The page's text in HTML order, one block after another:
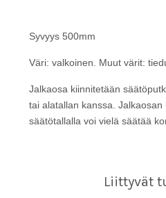
Syvyys 500mm
Väri: valkoinen. Muut värit:
Jalkaosa kiinnitetään
tai alatallan kanssa.
säätötallalla voi vielä säätää
Liittyvät